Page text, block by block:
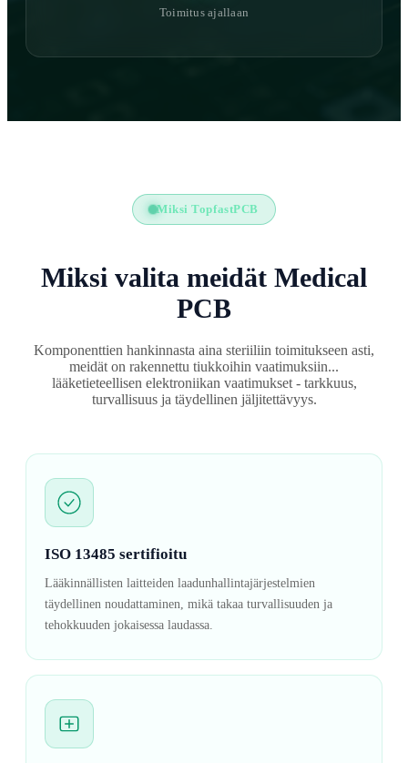
Toimitus ajallaan
Miksi TopfastPCB
Miksi valita meidät Medical
PCB
Komponenttien hankinnasta aina steriiliin toimitukseen asti,
meidät on rakennettu tiukkoihin vaatimuksiin...
lääketieteellisen elektroniikan vaatimukset - tarkkuus,
turvallisuus ja täydellinen jäljitettävyys.
ISO 13485 sertifioitu
Lääkinnällisten laitteiden laadunhallintajärjestelmien
täydellinen noudattaminen, mikä takaa turvallisuuden ja
tehokkuuden jokaisessa laudassa.